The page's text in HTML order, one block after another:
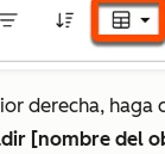
derecha, haga
[nombre del